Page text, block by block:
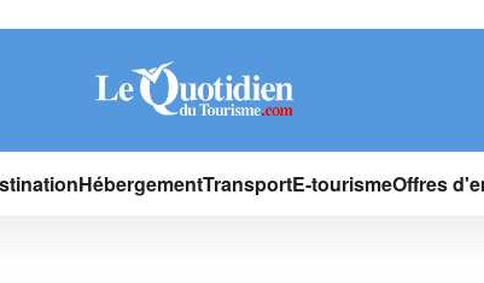
HébergementTransportE-tourismeOffres